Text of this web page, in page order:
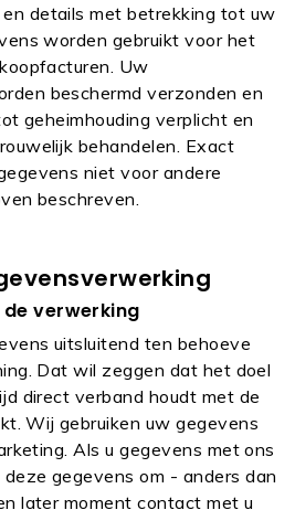
details met betrekking tot uw
worden gebruikt voor het
Uw
beschermd verzonden en
geheimhouding verplicht en
behandelen. Exact
niet voor andere
beschreven.
verwerking
uitsluitend ten behoeve
Dat wil zeggen dat het doel
direct verband houdt met de
Wij gebruiken uw gegevens
Als u gegevens met ons
gegevens om - anders dan
later moment contact met u